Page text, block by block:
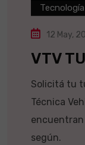
Tecnología
12 May,
VTV
Solicitá tu
Técnica
según.